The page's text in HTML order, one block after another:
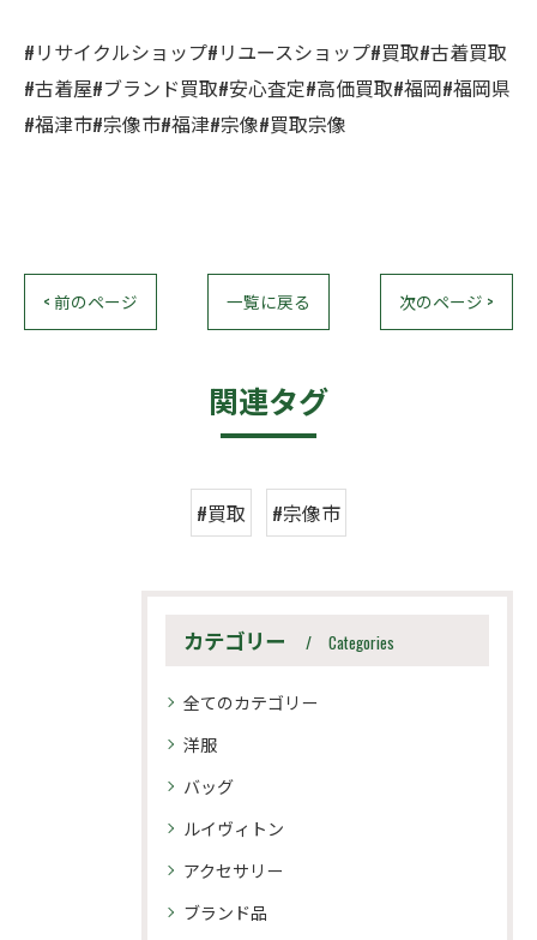
#リサイクルショップ#リユースショップ#買取#古着買取
#古着屋#ブランド買取#安心査定#高価買取#福岡#福岡県
#福津市#宗像市#福津#宗像#買取宗像
< 前のページ 一覧に戻る 次のページ >
関連タグ
#買取 #宗像市
カテゴリー Categories
全てのカテゴリー
洋服
バッグ
ルイヴィトン
アクセサリー
ブランド品